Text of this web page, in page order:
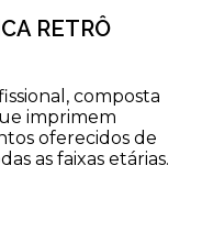
RETRÔ
composta
imprimem
oferecidos de
as faixas etárias.